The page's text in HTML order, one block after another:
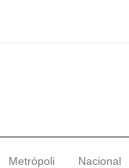
Metrópoli Nacional